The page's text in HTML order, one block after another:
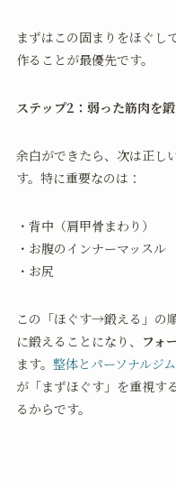
まずはこの固まりをほぐし
作ることが最優先です。
ステップ2：弱った筋肉を
余白ができたら、次は正し
す。特に重要なのは：
・背中（肩甲骨まわり）
・お腹のインナーマッスル
・お尻
この「ほぐす→鍛える」の
に鍛えることになり、 フォ
ます。 整体とパーソナルジ
が「まずほぐす」を重視す
るからです。